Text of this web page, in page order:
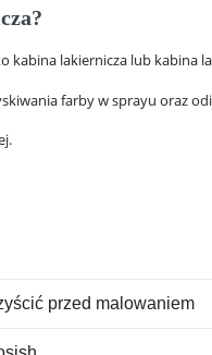
kabina lakiernicza lub
farby w sprayu oraz
przed malowaniem